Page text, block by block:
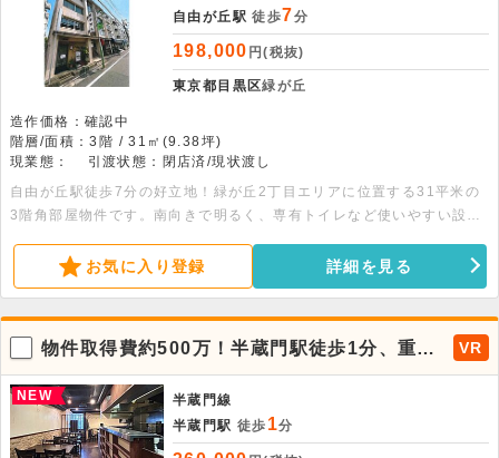
自由が丘駅 徒歩7分
198,000 円(税抜)
東京都目黒区緑が丘
造作価格：確認中
階層/面積：3階 / 31㎡(9.38坪)
現業態：
引渡状態：閉店済/現状渡し
自由が丘駅徒歩7分の好立地！緑が丘2丁目エリアに位置する31平米の
3階角部屋物件です。南向きで明るく、専有トイレなど使いやすい設備
です。お問い合わせお待ちしております！
お気に入り登録 詳細を見る
物件取得費約500万！半蔵門駅徒歩1分、重飲
食可、営業時間無し
VR
NEW
半蔵門線
半蔵門駅 徒歩 1分